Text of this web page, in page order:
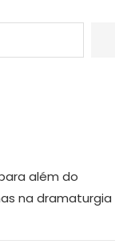
além do
na dramaturgia